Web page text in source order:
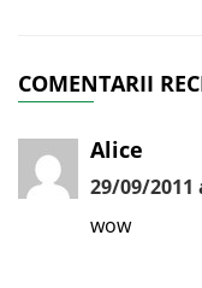
COMENTARII
Alice
29/09/2011
wow